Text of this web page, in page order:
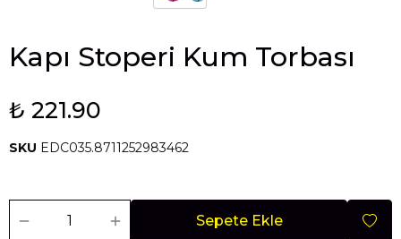
Kapı Stoperi Kum Torbası
₺ 221.90
SKU EDC035.8711252983462
Sepete Ekle